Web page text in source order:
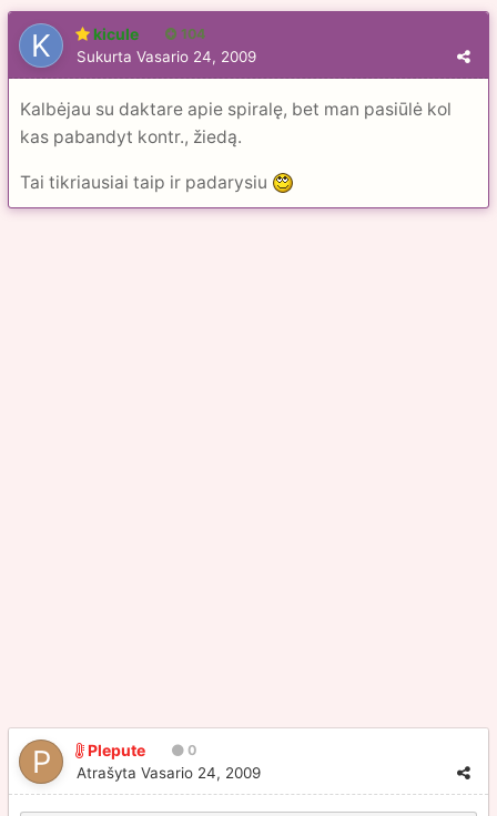
kicule 104
Sukurta Vasario 24, 2009
Kalbėjau su daktare apie spiralę, bet man pasiūlė kol
kas pabandyt kontr., žiedą.
Tai tikriausiai taip ir padarysiu
Plepute 0
Atrašyta Vasario 24, 2009